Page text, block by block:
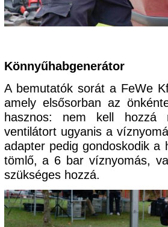
Könnyűhabgenerátor
A bemutatók sorát a FeWe
amely elsősorban az
hasznos: nem kell hozzá
ventilátort ugyanis a
adapter pedig gondoskodik
tömlő, a 6 bar víznyomás,
szükséges hozzá.